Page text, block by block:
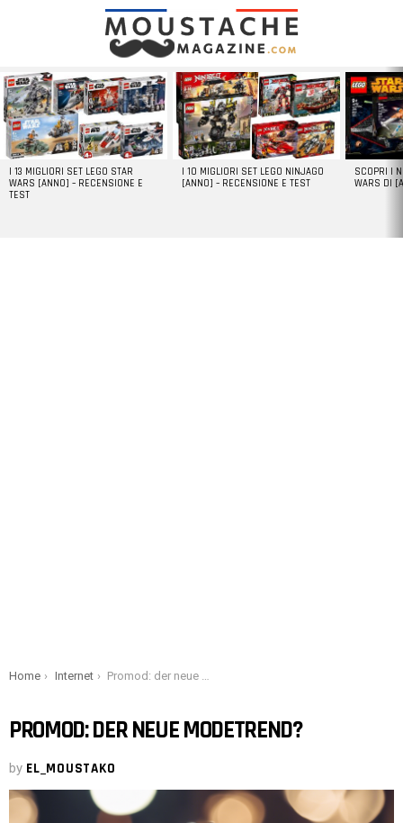
LATEST
STORIES
I 13 MIGLIORI SET LEGO STAR
WARS [ANNO] – RECENSIONE E
TEST
I 10 MIGLIORI SET LEGO NINJAGO
[ANNO] – RECENSIONE E TEST
SCOPRI I
WARS DI
You are here:
Home Internet Promod: der neue Modetrend?
PROMOD: DER NEUE MODETREND?
by EL_MOUSTAKO